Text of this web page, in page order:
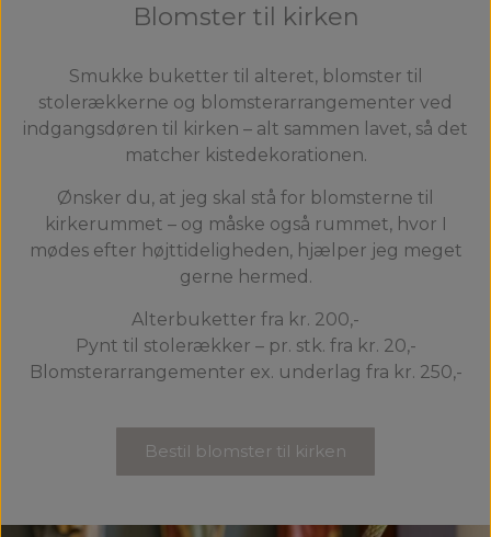
Blomster til kirken
Smukke buketter til alteret, blomster til
stolerækkerne og blomsterarrangementer ved
indgangsdøren til kirken – alt sammen lavet, så det
matcher kistedekorationen.
Ønsker du, at jeg skal stå for blomsterne til
kirkerummet – og måske også rummet, hvor I
mødes efter højttideligheden, hjælper jeg meget
gerne hermed.
Alterbuketter fra kr. 200,-
Pynt til stolerækker – pr. stk. fra kr. 20,-
Blomsterarrangementer ex. underlag fra kr. 250,-
Bestil blomster til kirken